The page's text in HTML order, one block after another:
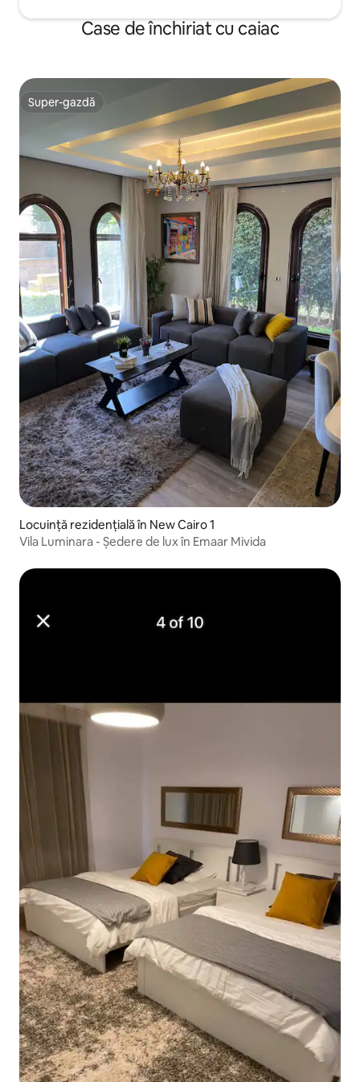
Case de închiriat cu caiac
Super-gazdă
Super-gazdă
Locuință rezidențială în New Cairo 1
Vila Luminara - Ședere de lux în Emaar Mivida